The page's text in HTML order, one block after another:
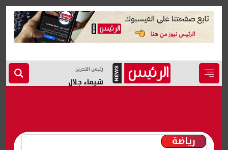
رئيس التحرير
شيماء جلال
رياضة